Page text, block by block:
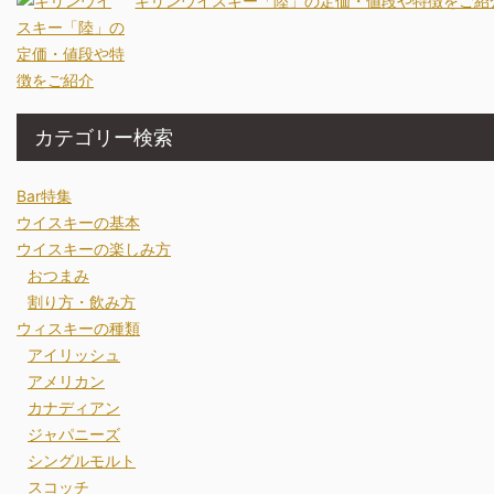
カテゴリー検索
Bar特集
ウイスキーの基本
ウイスキーの楽しみ方
おつまみ
割り方・飲み方
ウィスキーの種類
アイリッシュ
アメリカン
カナディアン
ジャパニーズ
シングルモルト
スコッチ